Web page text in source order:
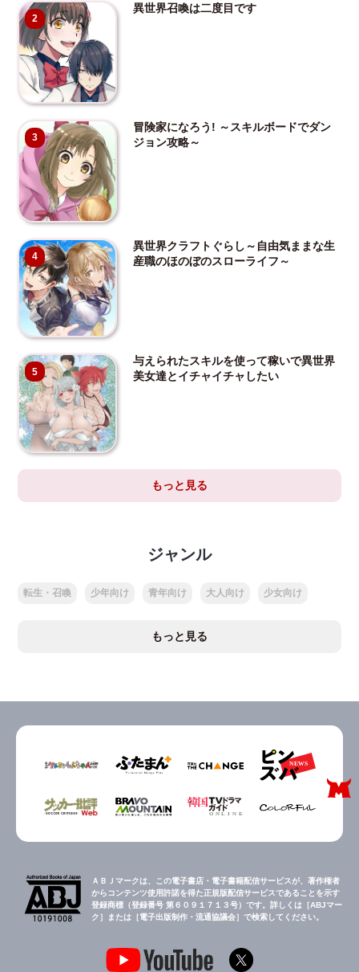
2
異世界召喚は二度目です
3
冒険家になろう! ～スキルボードでダン
ジョン攻略～
4
異世界クラフトぐらし～自由気ままな生
産職のほのぼのスローライフ～
5
与えられたスキルを使って稼いで異世界
美女達とイチャイチャしたい
もっと見る
ジャンル
転生・召喚 少年向け 青年向け 大人向け 少女向け
もっと見る
ＡＢＪマークは、この電子書店・電子書籍配信サービスが、著作権者
からコンテンツ使用許諾を得た正規版配信サービスであることを示す
登録商標（登録番号 第６０９１７１３号）です。詳しくは［ABJマー
ク］または［電子出版制作・流通協議会］で検索してください。